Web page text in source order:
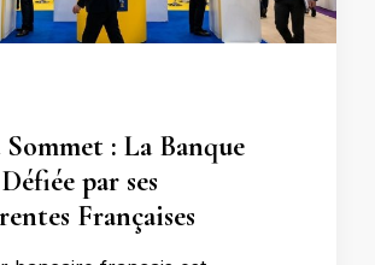
: La Banque
par ses
Françaises